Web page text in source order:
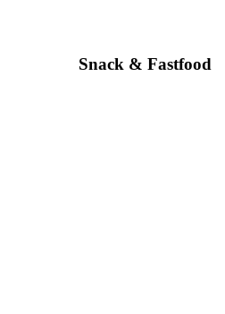
Snack & Fastfood